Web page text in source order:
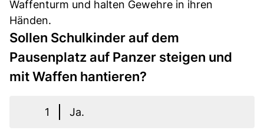
Waffenturm und halten Gewehre in ihren
Händen.
Sollen Schulkinder auf dem
Pausenplatz auf Panzer steigen und
mit Waffen hantieren?
1 Ja.